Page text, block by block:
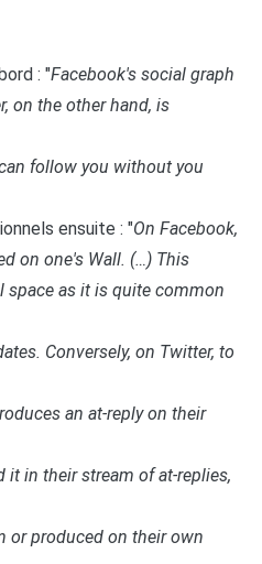
: "Facebook's social graph
on the other hand, is
follow you without you
ensuite : "On Facebook,
on one's Wall. (…) This
space as it is quite common
Conversely, on Twitter, to
an at-reply on their
it in their stream of at-replies,
or produced on their own